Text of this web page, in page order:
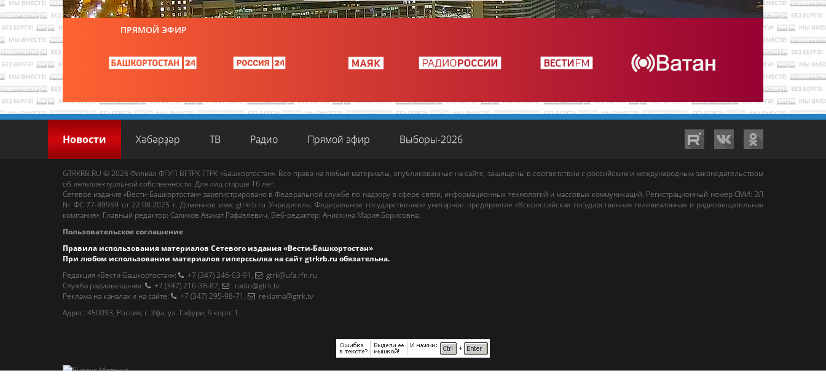
ПРЯМОЙ ЭФИР
Новости Хәбәрҙәр ТВ Радио Прямой эфир Выборы-2026
GTRKRB.RU © 2026 Филиал ФГУП ВГТРК ГТРК «Башкортостан». Все права на любые материалы, опубликованные на сайте, защищены в соответствии с российским и международным законодательством
об интеллектуальной собственности. Для лиц старше 16 лет.
Сетевое издание «Вести-Башкортостан» зарегистрировано в Федеральной службе по надзору в сфере связи, информационных технологий и массовых коммуникаций. Регистрационный номер СМИ: ЭЛ
№ ФС 77-89959 от 22.08.2025 г. Доменное имя:gtrkrb.ru Учредитель: Федеральное государственное унитарное предприятие «Всероссийская государственная телевизионная и радиовещательная
компания». Главный редактор: Салихов Азамат Рафаэлевич. Веб-редактор: Анискина Мария Борисовна.
Пользовательское соглашение
Правила использования материалов Сетевого издания «Вести-Башкортостан»
При любом использовании материалов гиперссылка на сайтgtrkrb.ru обязательна.
Редакция «Вести-Башкортостан»: +7 (347) 246-03-91 ,
gtrk@ufa.rfn.ru
Cлужба радиовещания: +7 (347) 216-38-87,
radio@gtrk.tv
Реклама на каналах и на сайте: +7 (347) 295-98-71 ,
reklama@gtrk.tv
Адрес: 450093, Россия, г. Уфа, ул. Гафури, 9 корп. 1